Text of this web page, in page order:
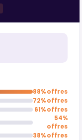
88% offres
72% offres
61% offres
54%
offres
38% offres